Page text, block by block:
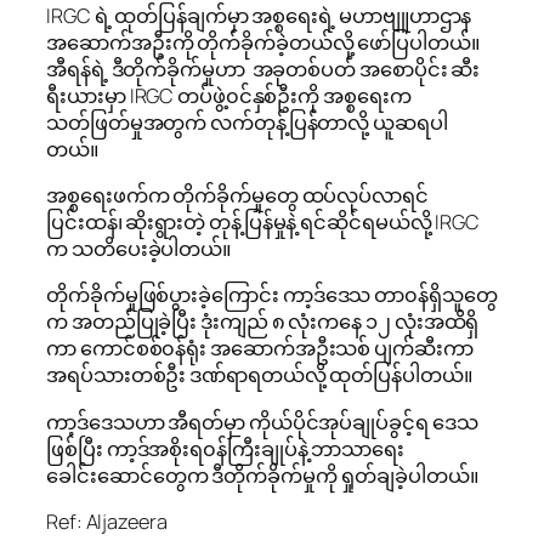
IRGC ရဲ့ ထုတ်ပြန်ချက်မှာ အစ္စရေးရဲ့ မဟာဗျူဟာဌာန
အဆောက်အဦးကို တိုက်ခိုက်ခဲ့တယ်လို့ ဖော်ပြပါတယ်။
အီရန်ရဲ့ ဒီတိုက်ခိုက်မှုဟာ အခုတစ်ပတ် အစောပိုင်း ဆီး
ရီးယားမှာ IRGC တပ်ဖွဲ့၀င်နှစ်ဦးကို အစ္စရေးက
သတ်ဖြတ်မှုအတွက် လက်တုန့်ပြန်တာလို့ ယူဆရပါ
တယ်။
အစ္စရေးဖက်က တိုက်ခိုက်မှုတွေ ထပ်လုပ်လာရင်
ပြင်းထန်၊ ဆိုးရွားတဲ့ တုန့်ပြန်မှုနဲ့ ရင်ဆိုင်ရမယ်လို့ IRGC
က သတိပေးခဲ့ပါတယ်။
တိုက်ခိုက်မှုဖြစ်ပွားခဲ့ကြောင်း ကာ့ဒ်ဒေသ တာ၀န်ရှိသူတွေ
က အတည်ပြုခဲ့ပြီး ဒုံးကျည် ၈ လုံးကနေ ၁၂ လုံးအထိရှိ
ကာ ကောင်စစ်၀န်ရုံး အဆောက်အဦးသစ် ပျက်ဆီးကာ
အရပ်သားတစ်ဦး ဒဏ်ရာရတယ်လို့ ထုတ်ပြန်ပါတယ်။
ကာ့ဒ်ဒေသဟာ အီရတ်မှာ ကိုယ်ပိုင်အုပ်ချုပ်ခွင့်ရ ဒေသ
ဖြစ်ပြီး ကာ့ဒ်အစိုးရ၀န်ကြီးချုပ်နဲ့ ဘာသာရေး
ခေါင်းဆောင်တွေက ဒီတိုက်ခိုက်မှုကို ရှုတ်ချခဲ့ပါတယ်။
Ref: Aljazeera